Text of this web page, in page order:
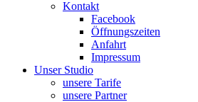
Kontakt
Facebook
Öffnungszeiten
Anfahrt
Impressum
Unser Studio
unsere Tarife
unsere Partner